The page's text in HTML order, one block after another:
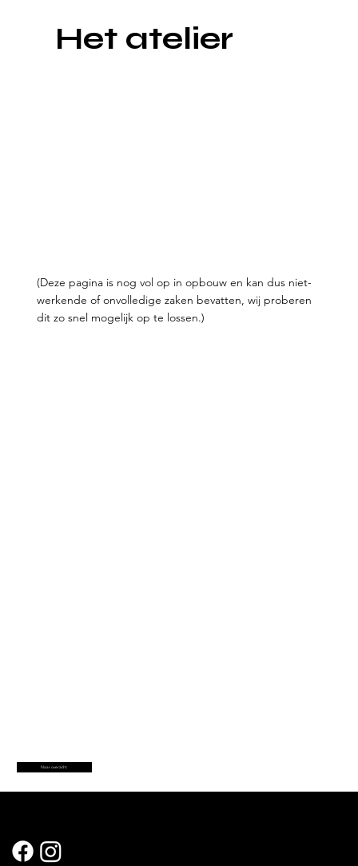
Het atelier
(Deze pagina is nog vol op in opbouw en kan dus niet-
werkende of onvolledige zaken bevatten, wij proberen
dit zo snel mogelijk op te lossen.)
Naar overzicht